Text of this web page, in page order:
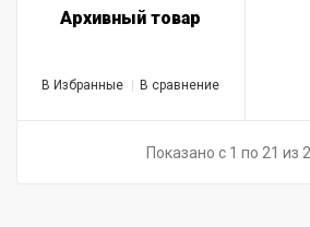
Архивный товар
В Избранные В сравнение
Показано с 1 по 21 из